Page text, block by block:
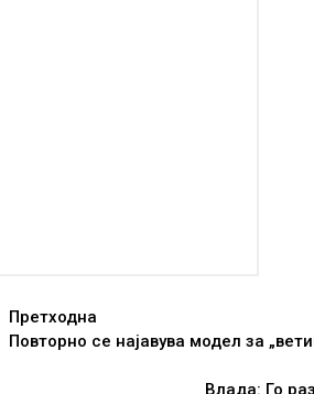
Претходна
Повторно се најавува модел за
Влада: Го